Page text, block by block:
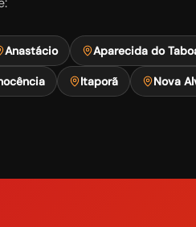
Anastácio Aparecida do
Itaporã Nova